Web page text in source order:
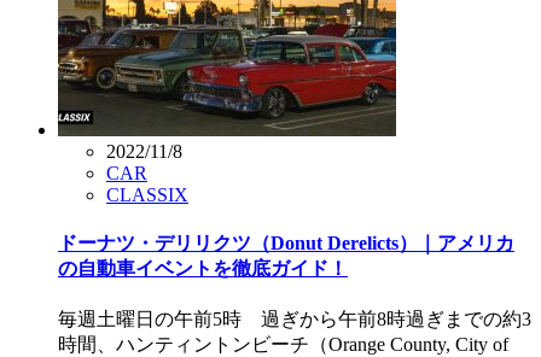
2022/11/8
CAR
CLASSIX
ドーナツ・デリリクツ（Donut Derelicts）｜アメリカ
の自動車イベントを徹底ガイド！
毎週土曜日の午前5時 過ぎから午前8時過ぎまでの約3
時間、ハンティントンビーチ（Orange County, City of